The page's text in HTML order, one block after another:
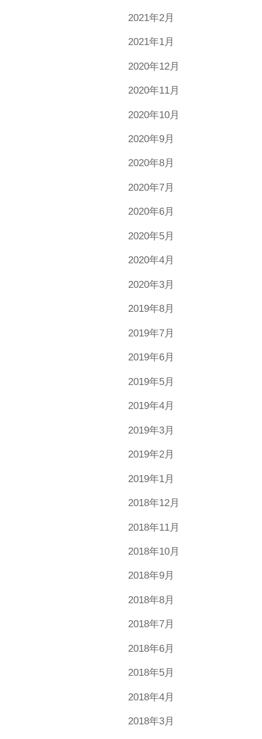
2021年2月
2021年1月
2020年12月
2020年11月
2020年10月
2020年9月
2020年8月
2020年7月
2020年6月
2020年5月
2020年4月
2020年3月
2019年8月
2019年7月
2019年6月
2019年5月
2019年4月
2019年3月
2019年2月
2019年1月
2018年12月
2018年11月
2018年10月
2018年9月
2018年8月
2018年7月
2018年6月
2018年5月
2018年4月
2018年3月